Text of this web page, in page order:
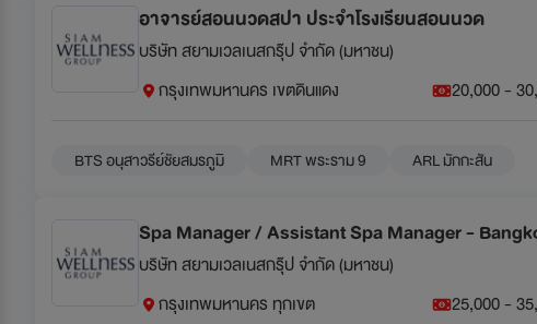
อาจารย์สอนนวดสปา ประจำโรงเรียนสอนนวด
บริษัท สยามเวลเนสกรุ๊ป จำกัด (มหาชน)
กรุงเทพมหานคร เขตดินแดง 20,000 -
BTS อนุสาวรีย์ชัยสมรภูมิ MRT พระราม 9 ARL มักกะสัน
Spa Manager / Assistant Spa Manager -
บริษัท สยามเวลเนสกรุ๊ป จำกัด (มหาชน)
กรุงเทพมหานคร ทุกเขต 25,000 -